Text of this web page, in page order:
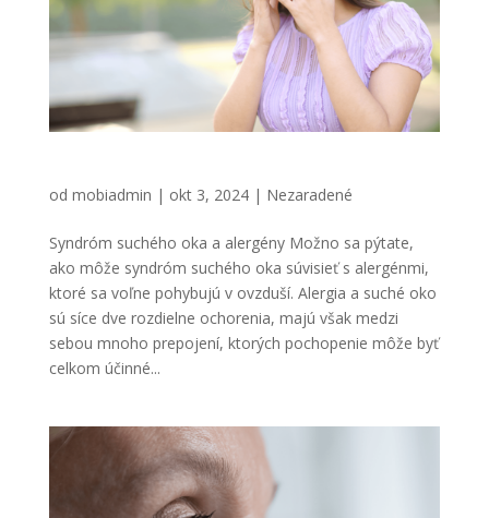
od mobiadmin | okt 3, 2024| Nezaradené
Syndróm suchého oka a alergény Možno sa pýtate,
ako môže syndróm suchého oka súvisieť s alergénmi,
ktoré sa voľne pohybujú v ovzduší. Alergia a suché oko
sú síce dve rozdielne ochorenia, majú však medzi
sebou mnoho prepojení, ktorých pochopenie môže byť
celkom účinné...